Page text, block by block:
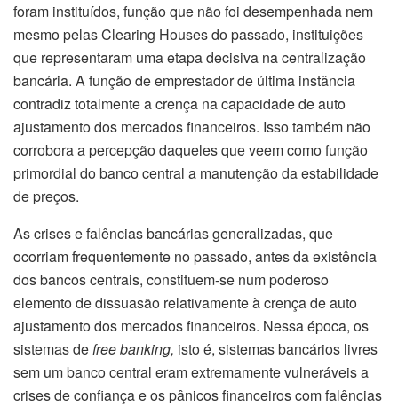
foram instituídos, função que não foi desempenhada nem
mesmo pelas Clearing Houses do passado, instituições
que representaram uma etapa decisiva na centralização
bancária. A função de emprestador de última instância
contradiz totalmente a crença na capacidade de auto
ajustamento dos mercados financeiros. Isso também não
corrobora a percepção daqueles que veem como função
primordial do banco central a manutenção da estabilidade
de preços.
As crises e falências bancárias generalizadas, que
ocorriam frequentemente no passado, antes da existência
dos bancos centrais, constituem-se num poderoso
elemento de dissuasão relativamente à crença de auto
ajustamento dos mercados financeiros. Nessa época, os
sistemas defree banking, isto é, sistemas bancários livres
sem um banco central eram extremamente vulneráveis a
crises de confiança e os pânicos financeiros com falências